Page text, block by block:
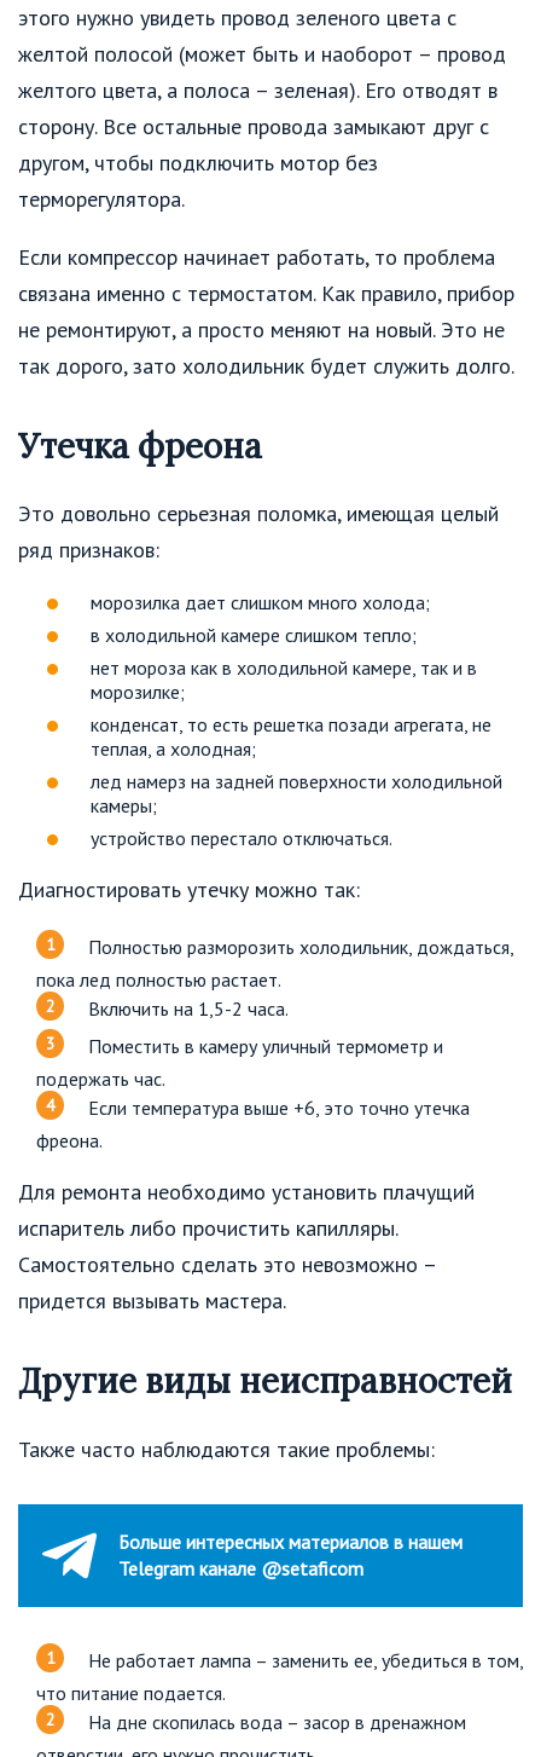
этого нужно увидеть провод зеленого цвета с
желтой полосой (может быть и наоборот – провод
желтого цвета, а полоса – зеленая). Его отводят в
сторону. Все остальные провода замыкают друг с
другом, чтобы подключить мотор без
терморегулятора.
Если компрессор начинает работать, то проблема
связана именно с термостатом. Как правило, прибор
не ремонтируют, а просто меняют на новый. Это не
так дорого, зато холодильник будет служить долго.
Утечка фреона
Это довольно серьезная поломка, имеющая целый
ряд признаков:
морозилка дает слишком много холода;
в холодильной камере слишком тепло;
нет мороза как в холодильной камере, так и в
морозилке;
конденсат, то есть решетка позади агрегата, не
теплая, а холодная;
лед намерз на задней поверхности холодильной
камеры;
устройство перестало отключаться.
Диагностировать утечку можно так:
Полностью разморозить холодильник, дождаться,
пока лед полностью растает.
Включить на 1,5-2 часа.
Поместить в камеру уличный термометр и
подержать час.
Если температура выше +6, это точно утечка
фреона.
Для ремонта необходимо установить плачущий
испаритель либо прочистить капилляры.
Самостоятельно сделать это невозможно –
придется вызывать мастера.
Другие виды неисправностей
Также часто наблюдаются такие проблемы:
Больше интересных материалов в нашем
Telegram канале @setaficom
Не работает лампа – заменить ее, убедиться в том,
что питание подается.
На дне скопилась вода – засор в дренажном